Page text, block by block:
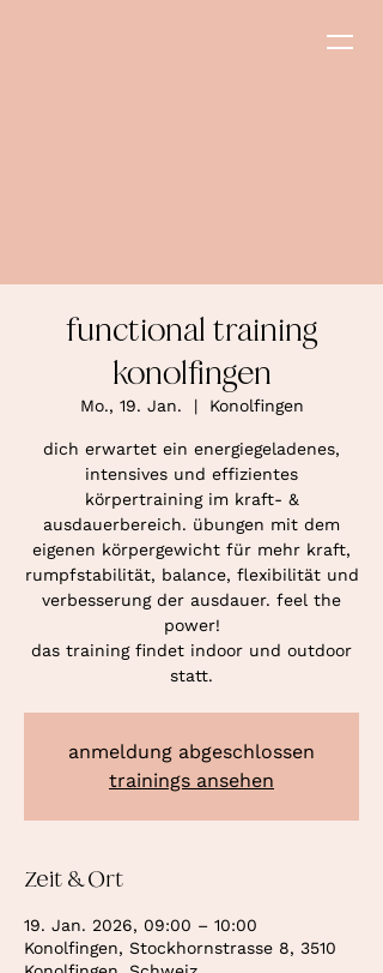
functional training
konolfingen
Mo., 19. Jan.
  |
Konolfingen
dich erwartet ein energiegeladenes,
intensives und effizientes
körpertraining im kraft- &
ausdauerbereich. übungen mit dem
eigenen körpergewicht für mehr kraft,
rumpfstabilität, balance, flexibilität und
verbesserung der ausdauer. feel the
power!
das training findet indoor und outdoor
statt.
anmeldung abgeschlossen
trainings ansehen
Zeit & Ort
19. Jan. 2026, 09:00 – 10:00
Konolfingen, Stockhornstrasse 8, 3510